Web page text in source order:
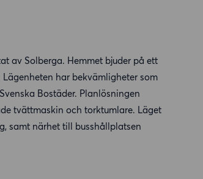
av Solberga. Hemmet bjuder på ett
har bekvämligheter som
Bostäder. Planlösningen
tvättmaskin och torktumlare. Läget
samt närhet till busshållplatsen